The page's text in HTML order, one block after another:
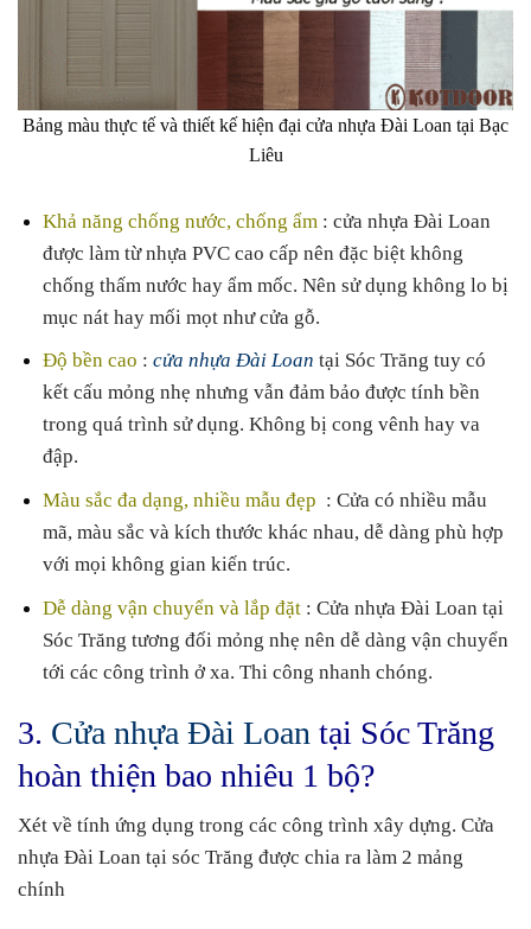
Bảng màu thực tế và thiết kế hiện đại cửa nhựa Đài Loan tại Bạc
Liêu
Khả năng chống nước, chống ẩm: cửa nhựa Đài Loan
được làm từ nhựa PVC cao cấp nên đặc biệt không
chống thấm nước hay ẩm mốc. Nên sử dụng không lo bị
mục nát hay mối mọt như cửa gỗ.
Độ bền cao : cửa nhựa Đài Loan tại Sóc Trăng tuy có
kết cấu mỏng nhẹ nhưng vẫn đảm bảo được tính bền
trong quá trình sử dụng. Không bị cong vênh hay va
đập.
Màu sắc đa dạng, nhiều mẫu đẹp : Cửa có nhiều mẫu
mã, màu sắc và kích thước khác nhau, dễ dàng phù hợp
với mọi không gian kiến trúc.
Dễ dàng vận chuyển và lắp đặt: Cửa nhựa Đài Loan tại
Sóc Trăng tương đối mỏng nhẹ nên dễ dàng vận chuyển
tới các công trình ở xa. Thi công nhanh chóng.
3. Cửa nhựa Đài Loan tại Sóc Trăng
hoàn thiện bao nhiêu 1 bộ?
Xét về tính ứng dụng trong các công trình xây dựng. Cửa
nhựa Đài Loan tại sóc Trăng được chia ra làm 2 mảng
chính